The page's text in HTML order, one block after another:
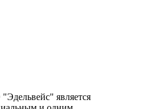
является